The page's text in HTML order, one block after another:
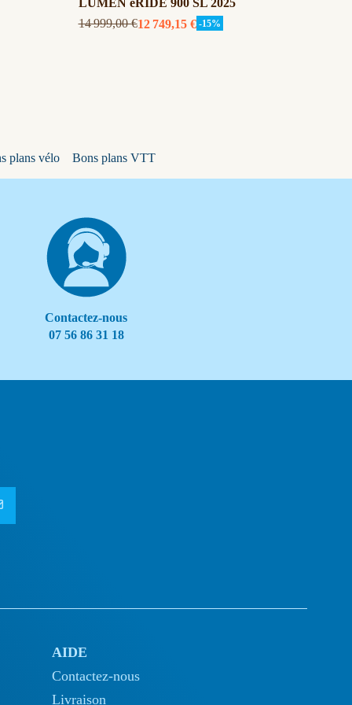
LUMEN eRIDE 900 SL 2025
14 999,00 €12 749,15 € -15%
plans vélo Bons plans VTT
Contactez-nous
07 56 86 31 18
AIDE
Contactez-nous
Livraison